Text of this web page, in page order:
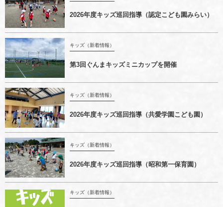
2026年度キッズ巡回指導（認定こども園みらい）
キッズ（新着情報）
第3回ぐんまキッズミニカップを開催
キッズ（新着情報）
2026年度キッズ巡回指導（共愛学園こども園）
キッズ（新着情報）
2026年度キッズ巡回指導（昭和第一保育園）
キッズ（新着情報）